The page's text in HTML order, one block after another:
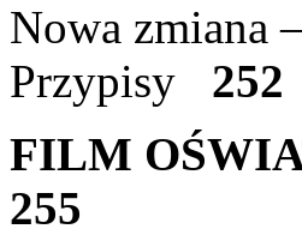
Nowa zmiana
Przypisy 252
FILM
255